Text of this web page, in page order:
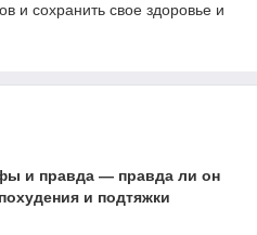
и сохранить свое здоровье и
и правда — правда ли он
и подтяжки